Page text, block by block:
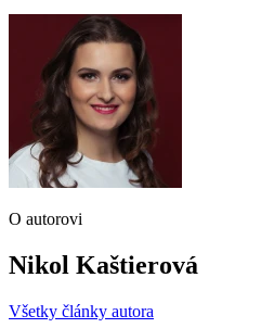
O autorovi
Nikol Kaštierová
Všetky články autora